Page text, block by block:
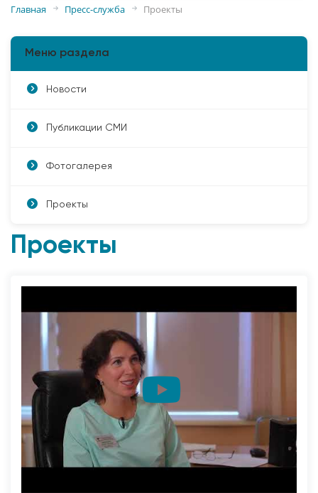
Главная Пресс-служба Проекты
Меню раздела
Новости
Публикации СМИ
Фотогалерея
Проекты
Проекты